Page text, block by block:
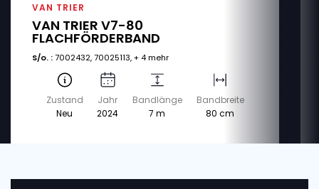
VAN TRIER
VAN TRIER V7-80
FLACHFÖRDERBAND
S/o. :7002432, 70025113, + 4 mehr
Zustand
Neu
Jahr
2024
Bandlänge
7 m
Bandbreite
80 cm